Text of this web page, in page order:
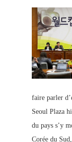
faire parler
Seoul Plaza
du pays s’y
Corée du